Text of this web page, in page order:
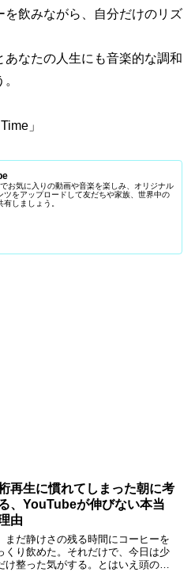
飲みながら、自分だけのリズ
なたの人生にも音楽的な調和
」
お気に入りの動画や音楽を楽しみ、オリジナル
ツをアップロードして友だちや家族、世界中の
有しましょう。
再生に慣れてしまった朝に考
、YouTubeが伸びない本当
由
まだ静けさの残る時間にコーヒーを
くり飲めた。それだけで、今日は少
け整った気がする。とはいえ頭の片